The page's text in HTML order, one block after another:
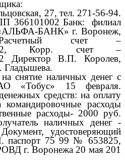
27, тел. 271-56-94.
366101002 Банк: филиал
БАНК» г. Воронеж,
счет –
Корр. счет –
Директор В.П. Королев,
Гладышева.
снятие наличных денег с
«Тобус» 15 февраля.
средств: на оплату
расходы
расходы- 2000 руб.
наличных денег -
удостоверяющий
паспорт 75 99 № 653825,
г. Воронежа 20 мая 201